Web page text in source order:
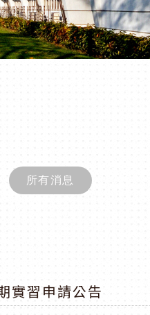
所有消息
實習申請公告